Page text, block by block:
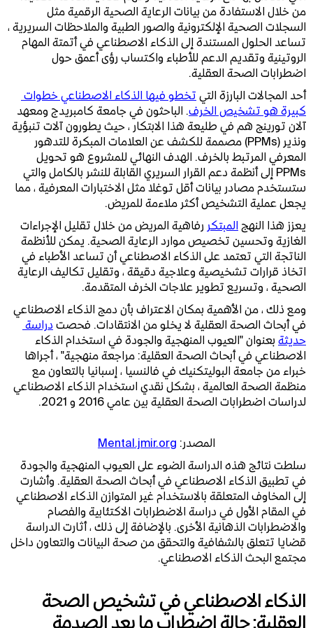
من خلال الاستفادة من بيانات الرعاية الصحية الرقمية مثل
السجلات الصحية الإلكترونية والصور الطبية والملاحظات السريرية ،
تساعد الحلول المستندة إلى الذكاء الاصطناعي في أتمتة المهام
الروتينية وتقديم الدعم للأطباء واكتساب رؤى أعمق حول
اضطرابات الصحة العقلية.
أحد المجالات البارزة التي
تخطو فيها الذكاء الاصطناعي خطوات
كبيرة هو تشخيص الخرف. الباحثون في جامعة كامبريدج ومعهد
آلان تورينج هم في طليعة هذا الابتكار ، حيث يطورون آلات تنبؤية
ونذير (PPMs) مصممة للكشف عن العلامات المبكرة للتدهور
المعرفي المرتبط بالخرف. الهدف النهائي للمشروع هو تحويل
PPMs إلى أنظمة دعم القرار السريري القابلة للنشر بالكامل والتي
ستستخدم مصادر بيانات أقل توغلا مثل الاختبارات المعرفية ، مما
يجعل عملية التشخيص أكثر ملاءمة للمريض.
يعزز هذا النهجالمبتكررفاهية المريض من خلال تقليل الإجراءات
الغازية وتحسين تخصيص موارد الرعاية الصحية. يمكن للأنظمة
الناتجة التي تعتمد على الذكاء الاصطناعي أن تساعد الأطباء في
اتخاذ قرارات تشخيصية وعلاجية دقيقة ، وتقليل تكاليف الرعاية
الصحية ، وتسريع تطوير علاجات الخرف المتقدمة.
ومع ذلك ، من الأهمية بمكان الاعتراف بأن دمج الذكاء الاصطناعي
في أبحاث الصحة العقلية لا يخلو من الانتقادات. فحصت
دراسة
حديثةبعنوان "العيوب المنهجية والجودة في استخدام الذكاء
الاصطناعي في أبحاث الصحة العقلية: مراجعة منهجية" ، أجراها
خبراء من جامعة البوليتكنيك في فالنسيا ، إسبانيا بالتعاون مع
منظمة الصحة العالمية ، بشكل نقدي استخدام الذكاء الاصطناعي
لدراسات اضطرابات الصحة العقلية بين عامي 2016 و 2021.
المصدر:Mental.jmir.org
سلطت نتائج هذه الدراسة الضوء على العيوب المنهجية والجودة
في تطبيق الذكاء الاصطناعي في أبحاث الصحة العقلية. وأشارت
إلى المخاوف المتعلقة بالاستخدام غير المتوازن الذكاء الاصطناعي
في المقام الأول في دراسة الاضطرابات الاكتئابية والفصام
والاضطرابات الذهانية الأخرى. بالإضافة إلى ذلك ، أثارت الدراسة
قضايا تتعلق بالشفافية والتحقق من صحة البيانات والتعاون داخل
مجتمع البحث الذكاء الاصطناعي.
الذكاء الاصطناعي في تشخيص الصحة
العقلية: حالة اضطراب ما بعد الصدمة